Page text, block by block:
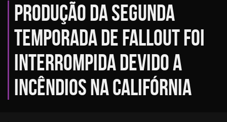
Produção da segunda
temporada de Fallout foi
interrompida devido a
incêndios na Califórnia